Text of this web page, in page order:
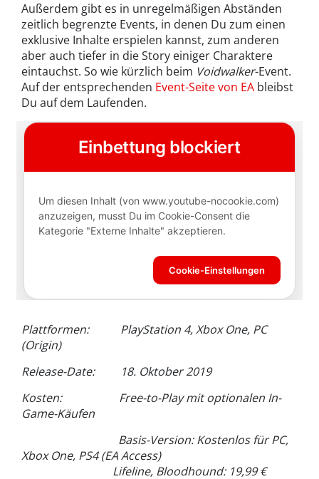
Außerdem gibt es in unregelmäßigen Abständen
zeitlich begrenzte Events, in denen Du zum einen
exklusive Inhalte erspielen kannst, zum anderen
aber auch tiefer in die Story einiger Charaktere
eintauchst. So wie kürzlich beim Voidwalker-Event.
Auf der entsprechenden Event-Seite von EA bleibst
Du auf dem Laufenden.
Plattformen: PlayStation 4, Xbox One, PC
(Origin)
Release-Date: 18. Oktober 2019
Kosten: Free-to-Play mit optionalen In-
Game-Käufen
Basis-Version: Kostenlos für PC,
Xbox One, PS4 (EA Access)
Lifeline, Bloodhound: 19,99 €